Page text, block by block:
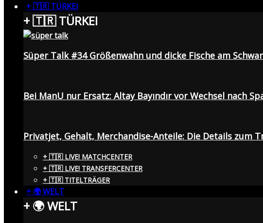
+ 🇹🇷 TÜRKEI
+ 🇹🇷 TÜRKEI
Süper Talk #34 Größenwahn und dicke Fische am
Bei ManU nur Ersatz: Altay Bayındır vor Wechsel nach
Privatjet, Gehalt, Merchandise-Anteile: Die Details zum
+ 🇹🇷 LIVE! MATCHCENTER
+ 🇹🇷 LIVE! TRANSFERCENTER
+ 🇹🇷 TITELTRÄGER
+ 🌍 WELT
+ 🌍 WELT